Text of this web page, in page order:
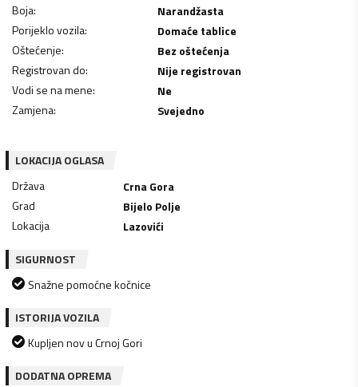
Boja:
Narandžasta
Porijeklo vozila:
Domaće tablice
Oštećenje:
Bez oštećenja
Registrovan do:
Nije registrovan
Vodi se na mene:
Ne
Zamjena: Svejedno
LOKACIJA OGLASA
Država
Crna Gora
Grad
Bijelo Polje
Lokacija
Lazovići
SIGURNOST
Snažne pomoćne kočnice
ISTORIJA VOZILA
Kupljen nov u Crnoj Gori
DODATNA OPREMA